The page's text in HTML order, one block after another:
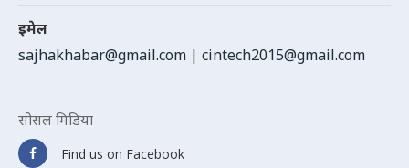
इमेल
sajhakhabar@gmail.com | cintech2015@gmail.com
सोसल मिडिया
Find us on Facebook